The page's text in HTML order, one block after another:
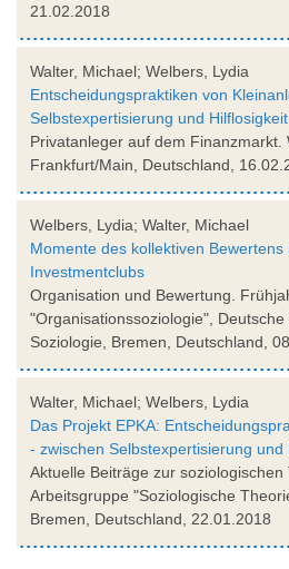
21.02.2018
Walter, Michael; Welbers, Lydia
Entscheidungspraktiken von
Selbstexpertisierung und Hilflosigkeit
Privatanleger auf dem Finanzmarkt.
Frankfurt/Main, Deutschland,
Welbers, Lydia; Walter, Michael
Momente des kollektiven
Investmentclubs
Organisation und Bewertung.
"Organisationssoziologie",
Soziologie, Bremen, Deutschland,
Walter, Michael; Welbers, Lydia
Das Projekt EPKA:
- zwischen Selbstexpertisierung und
Aktuelle Beiträge zur soziologischen
Arbeitsgruppe "Soziologische
Bremen, Deutschland, 22.01.2018